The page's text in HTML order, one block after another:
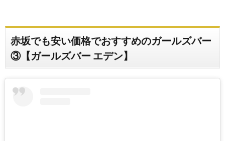
赤坂でも安い価格でおすすめのガールズバー
③【ガールズバー エデン】